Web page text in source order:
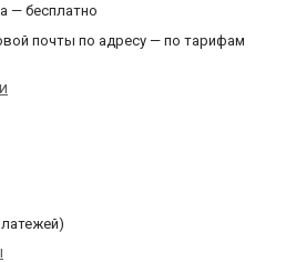
— бесплатно
почты по адресу — по тарифам